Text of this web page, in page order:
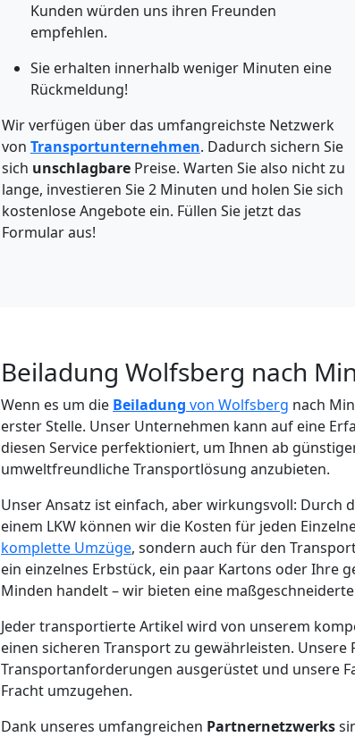
Kunden würden uns ihren Freunden
empfehlen.
Sie erhalten innerhalb weniger Minuten eine
Rückmeldung!
Wir verfügen über das umfangreichste Netzwerk
von Transportunternehmen. Dadurch sichern Sie
sich unschlagbare Preise. Warten Sie also nicht zu
lange, investieren Sie 2 Minuten und holen Sie sich
kostenlose Angebote ein. Füllen Sie jetzt das
Formular aus!
Beiladung Wolfsberg nach
Wenn es um die Beiladung von Wolfsberg nach
erster Stelle. Unser Unternehmen kann auf eine
diesen Service perfektioniert, um Ihnen ab
umweltfreundliche Transportlösung anzubieten.
Unser Ansatz ist einfach, aber wirkungsvoll: Durch
einem LKW können wir die Kosten für jeden
komplette Umzüge, sondern auch für den
ein einzelnes Erbstück, ein paar Kartons oder Ihre
Minden handelt – wir bieten eine
Jeder transportierte Artikel wird von unserem
einen sicheren Transport zu gewährleisten.
Transportanforderungen ausgerüstet und unsere
Fracht umzugehen.
Dank unseres umfangreichen Partnernetzwerks